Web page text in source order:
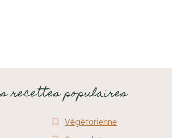
recettes populaires
Végétarienne